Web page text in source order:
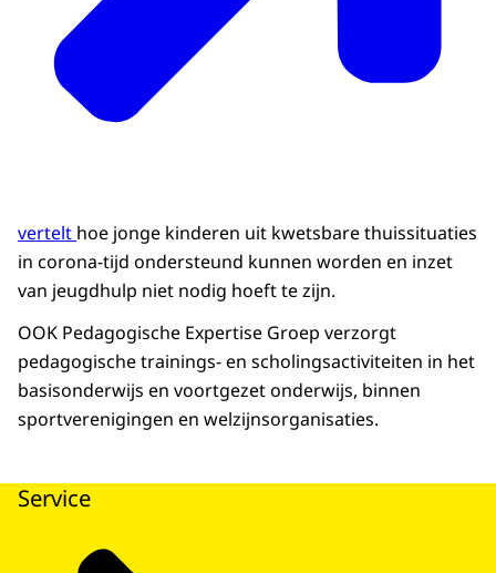
vertelt hoe jonge kinderen uit kwetsbare thuissituaties
in corona-tijd ondersteund kunnen worden en inzet
van jeugdhulp niet nodig hoeft te zijn.
OOK Pedagogische Expertise Groep verzorgt
pedagogische trainings- en scholingsactiviteiten in het
basisonderwijs en voortgezet onderwijs, binnen
sportverenigingen en welzijnsorganisaties.
Service